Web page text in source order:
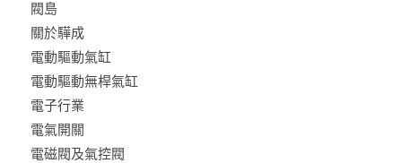
閥島
關於驊成
電動驅動氣缸
電動驅動無桿氣缸
電子行業
電氣開關
電磁閥及氣控閥